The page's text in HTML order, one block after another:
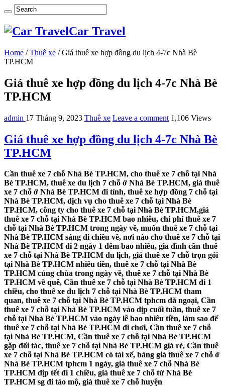
Car Travel
Home / Thuê xe / Giá thuê xe hợp đồng du lịch 4-7c Nhà Bè
TP.HCM
Giá thuê xe hợp đồng du lịch 4-7c Nhà Bè
TP.HCM
admin 17 Tháng 9, 2023 Thuê xe Leave a comment 1,106 Views
Giá thuê xe hợp đồng du lịch 4-7c Nhà Bè
TP.HCM
Cần thuê xe 7 chỗ Nhà Bè TP.HCM, cho thuê xe 7 chỗ tại Nhà
Bè TP.HCM, thuê xe du lịch 7 chỗ ở Nhà Bè TP.HCM, giá thuê
xe 7 chỗ ở Nhà Bè TP.HCM đi tỉnh, thuê xe hợp đồng 7 chỗ tại
Nhà Bè TP.HCM, dịch vụ cho thuê xe 7 chỗ tại Nhà Bè
TP.HCM, công ty cho thuê xe 7 chỗ tại Nhà Bè TP.HCM,giá
thuê xe 7 chỗ tại Nhà Bè TP.HCM bao nhiêu, chi phí thuê xe 7
chỗ tại Nhà Bè TP.HCM trong ngày về, muốn thuê xe 7 chỗ tại
Nhà Bè TP.HCM sáng đi chiều về, nơi nào cho thuê xe 7 chỗ tại
Nhà Bè TP.HCM đi 2 ngày 1 đêm bao nhiêu, gia đình cần thuê
xe 7 chỗ tại Nhà Bè TP.HCM du lịch, giá thuê xe 7 chỗ trọn gói
tại Nhà Bè TP.HCM nhiêu tiền, thuê xe 7 chỗ tại Nhà Bè
TP.HCM cúng chùa trong ngày về, thuê xe 7 chỗ tại Nhà Bè
TP.HCM về quê, Cần thuê xe 7 chỗ tại Nhà Bè TP.HCM đi 1
chiều, cho thuê xe du lịch 7 chỗ tại Nhà Bè TP.HCM tham
quan, thuê xe 7 chỗ tại Nhà Bè TP.HCM tphcm dã ngoại, Cần
thuê xe 7 chỗ tại Nhà Bè TP.HCM vào dịp cuối tuần, thuê xe 7
chỗ tại Nhà Bè TP.HCM vào ngày lễ bao nhiêu tiền, làm sao để
thuê xe 7 chỗ tại Nhà Bè TP.HCM đi chơi, Cần thuê xe 7 chỗ
tại Nhà Bè TP.HCM, Cần thuê xe 7 chỗ tại Nhà Bè TP.HCM
gặp đối tác, thuê xe 7 chỗ tại Nhà Bè TP.HCM giá rẻ, Cần thuê
xe 7 chỗ tại Nhà Bè TP.HCM có tài xế, bảng giá thuê xe 7 chỗ ở
Nhà Bè TP.HCM tphcm 1 ngày, giá thuê xe 7 chỗ Nhà Bè
TP.HCM dịp tết đi 1 chiều, giá thuê xe 7 chỗ từ Nhà Bè
TP.HCM sg đi tảo mộ, giá thuê xe 7 chỗ huyện